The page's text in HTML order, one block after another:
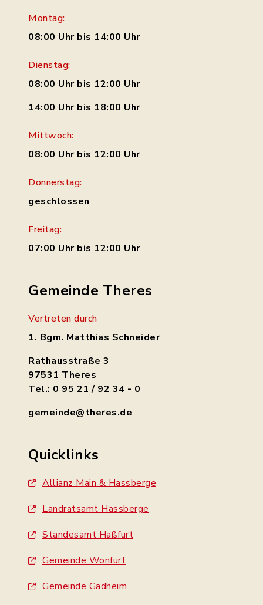
Montag:
08:00 Uhr bis 14:00 Uhr
Dienstag:
08:00 Uhr bis 12:00 Uhr
14:00 Uhr bis 18:00 Uhr
Mittwoch:
08:00 Uhr bis 12:00 Uhr
Donnerstag:
geschlossen
Freitag:
07:00 Uhr bis 12:00 Uhr
Gemeinde Theres
Vertreten durch
1. Bgm. Matthias Schneider
Rathausstraße 3
97531 Theres
Tel.: 0 95 21 / 92 34 - 0
gemeinde@theres.de
Quicklinks
Allianz Main & Hassberge
Landratsamt Hassberge
Standesamt Haßfurt
Gemeinde Wonfurt
Gemeinde Gädheim